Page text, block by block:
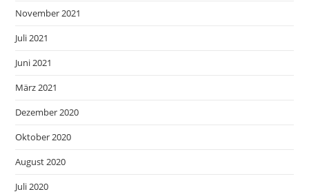
November 2021
Juli 2021
Juni 2021
März 2021
Dezember 2020
Oktober 2020
August 2020
Juli 2020